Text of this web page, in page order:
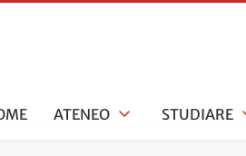
ATENEO STUDIARE